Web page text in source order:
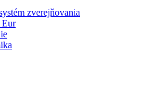
zverejňovania
Eur